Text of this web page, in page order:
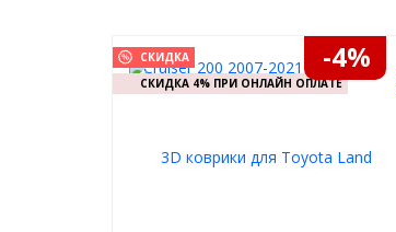
СКИДКА
СКИДКА 4% ПРИ ОНЛАЙН ОПЛАТЕ
-4%